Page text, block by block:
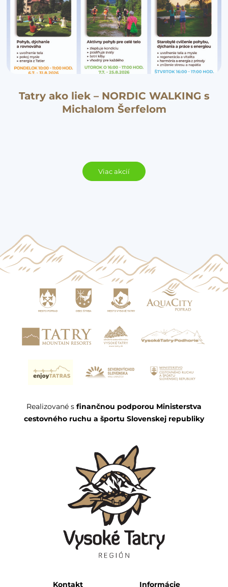
Tatry ako liek – NORDIC WALKING s
Michalom Šerfelom
Viac akcií
Realizované s finančnou podporou Ministerstva
cestovného ruchu a športu Slovenskej republiky
Kontakt Informácie